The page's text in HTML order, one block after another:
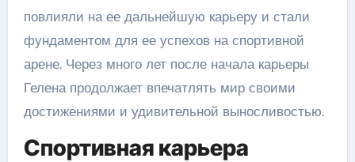
повлияли на ее дальнейшую карьеру и стали
фундаментом для ее успехов на спортивной
арене. Через много лет после начала карьеры
Гелена продолжает впечатлять мир своими
достижениями и удивительной выносливостью.
Спортивная карьера